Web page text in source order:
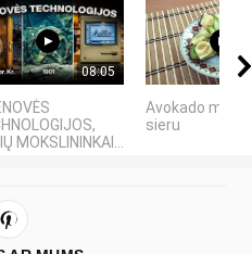
08:05
MOKSLININKAI...
Avokado
sieru